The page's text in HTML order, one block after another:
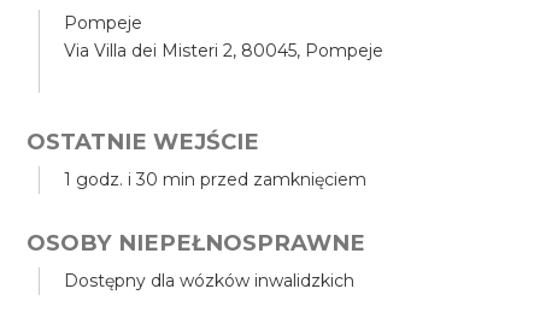
Pompeje
Via Villa dei Misteri 2, 80045, Pompeje
OSTATNIE WEJŚCIE
1 godz. i 30 min przed zamknięciem
OSOBY NIEPEŁNOSPRAWNE
Dostępny dla wózków inwalidzkich